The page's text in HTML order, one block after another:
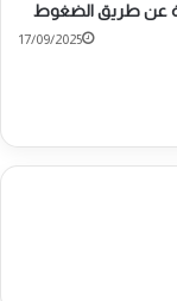
عن طريق الضغوط
17/09/2025